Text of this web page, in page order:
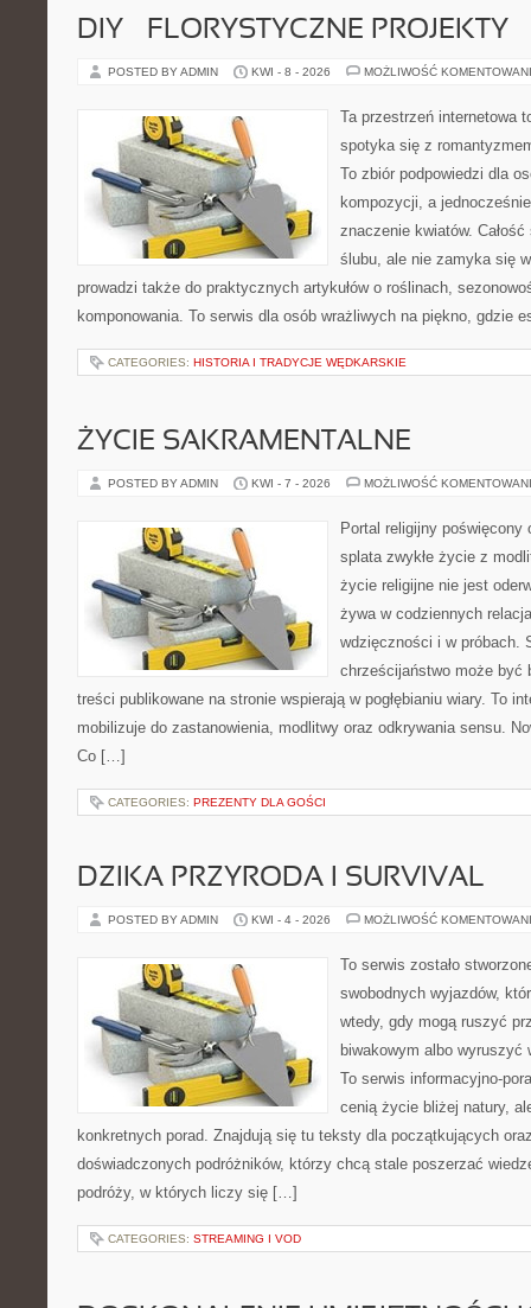
DIY – FLORYSTYCZNE PROJEKTY
POSTED BY ADMIN KWI - 8 - 2026 MOŻLIWOŚĆ
Ta przestrzeń internetowa
spotyka się z
To zbiór podpowiedzi dla
kompozycji, a
znaczenie kwiatów.
ślubu, ale nie zamyka się
prowadzi także do praktycznych artykułów o roślinach,
komponowania. To serwis dla osób wrażliwych na piękno, gdzie
CATEGORIES: HISTORIA I TRADYCJE WĘDKARSKIE
ŻYCIE SAKRAMENTALNE
POSTED BY ADMIN KWI - 7 - 2026 MOŻLIWOŚĆ
Portal religijny
splata zwykłe życie z
życie religijne nie jest
żywa w codziennych
wdzięczności i w próbach.
chrześcijaństwo może być
treści publikowane na stronie wspierają w pogłębianiu wiary. To
mobilizuje do zastanowienia, modlitwy oraz odkrywania sensu.
Co […]
CATEGORIES: PREZENTY DLA GOŚCI
DZIKA PRZYRODA I SURVIVAL
POSTED BY ADMIN KWI - 4 - 2026 MOŻLIWOŚĆ
To serwis zostało
swobodnych wyjazdów,
wtedy, gdy mogą ruszyć
biwakowym albo wyruszyć
To serwis informacyjno-
cenią życie bliżej natury,
konkretnych porad. Znajdują się tu teksty dla początkujących
doświadczonych podróżników, którzy chcą stale poszerzać
podróży, w których liczy się […]
CATEGORIES: STREAMING I VOD